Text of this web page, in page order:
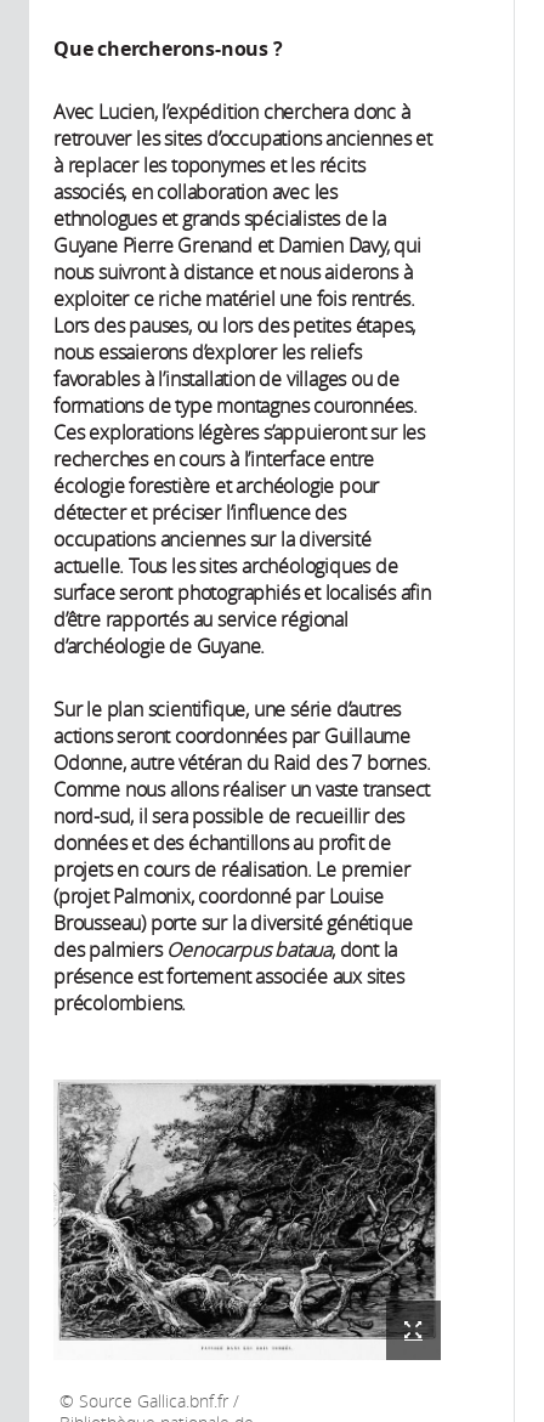
Que chercherons-nous ?
Avec Lucien, l’expédition cherchera donc à
retrouver les sites d’occupations anciennes et
à replacer les toponymes et les récits
associés, en collaboration avec les
ethnologues et grands spécialistes de la
Guyane Pierre Grenand et Damien Davy, qui
nous suivront à distance et nous aiderons à
exploiter ce riche matériel une fois rentrés.
Lors des pauses, ou lors des petites étapes,
nous essaierons d’explorer les reliefs
favorables à l’installation de villages ou de
formations de type montagnes couronnées.
Ces explorations légères s’appuieront sur les
recherches en cours à l’interface entre
écologie forestière et archéologie pour
détecter et préciser l’influence des
occupations anciennes sur la diversité
actuelle. Tous les sites archéologiques de
surface seront photographiés et localisés afin
d’être rapportés au service régional
d’archéologie de Guyane.
Sur le plan scientifique, une série d’autres
actions seront coordonnées par Guillaume
Odonne, autre vétéran du Raid des 7 bornes.
Comme nous allons réaliser un vaste transect
nord-sud, il sera possible de recueillir des
données et des échantillons au profit de
projets en cours de réalisation. Le premier
(projet Palmonix, coordonné par Louise
Brousseau) porte sur la diversité génétique
des palmiersOenocarpus bataua, dont la
présence est fortement associée aux sites
précolombiens.
Source Gallica.bnf.fr /